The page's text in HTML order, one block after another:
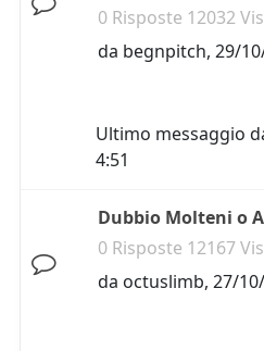
0 Risposte 12032
da begnpitch, 29/
Ultimo messaggio
4:51
Dubbio Molteni o
0 Risposte 12167
da octuslimb, 27/